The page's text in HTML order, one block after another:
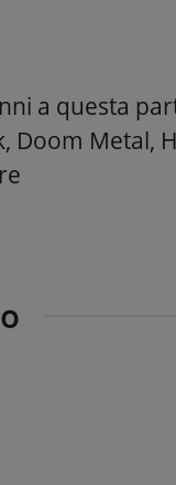
a questa
Doom Metal,